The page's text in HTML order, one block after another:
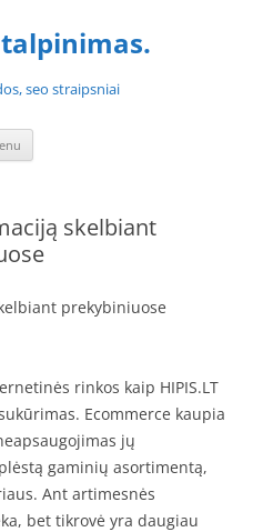
seo straipsniai
skelbiant
prekybiniuose
rinkos kaip HIPIS.LT
Ecommerce kaupia
jų
gaminių asortimentą,
Ant artimesnės
bet tikrovė yra daugiau